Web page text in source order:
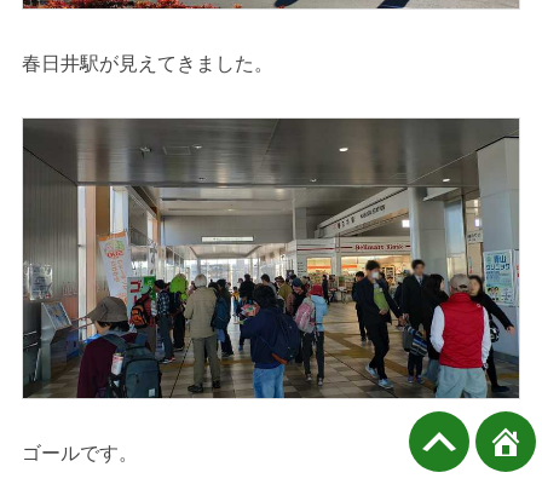
春日井駅が見えてきました。
ゴールです。